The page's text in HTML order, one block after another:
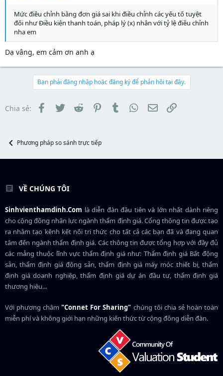
Mức điều chỉnh bằng đơn giá sai khi điều chỉnh các yếu tố tuyệt
đối như Điều kiện thanh toán, pháp lý (x) nhân với tỷ lệ điều chỉnh
nha em
Dạ vâng, em cảm ơn anh ạ
Bạn phải đăng nhập hoặc đăng ký để phản hồi tại đây.
Chia sẻ: Facebook
TwitterReddit PinterestTumblr WhatsApp
EmailLink
Phương pháp so sánh trực tiếp
VỀ CHÚNG TÔI
Sinhvienthamdinh.Com là diễn đàn đầu tiên và lớn nhất dành riêng
cho cộng đồng nhân lực ngànhthẩm định giá. Cổng thông tin được tạo
ra nhằm tạo kênh kết nối tri thức cho tất cả các bạn đã và đang quan
tâm đến ngành thẩm định giá. Các thông tin được tổng hợp với đầy đủ
các mảng thuộc lĩnh vực thẩm định giá như: Thẩm định giá Bất động
sản, thẩm định giá động sản, thẩm định giá máy móc thiết bị, thẩm
định giá doanh nghiệp, thẩm định giá dự án đầu tư, thẩm định giá
thương hiệu...
Với phương châm"Connet For Sharing" chúng tôi chia sẻ hoàn toàn
miễn phí và không giới hạn những kiến thức từ cộng đồng diễn đàn.